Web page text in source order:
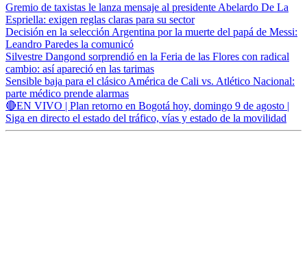
Gremio de taxistas le lanza mensaje al presidente Abelardo De La
Espriella: exigen reglas claras para su sector
Decisión en la selección Argentina por la muerte del papá de Messi:
Leandro Paredes la comunicó
Silvestre Dangond sorprendió en la Feria de las Flores con radical
cambio: así apareció en las tarimas
Sensible baja para el clásico América de Cali vs. Atlético Nacional:
parte médico prende alarmas
🔴EN VIVO | Plan retorno en Bogotá hoy, domingo 9 de agosto |
Siga en directo el estado del tráfico, vías y estado de la movilidad